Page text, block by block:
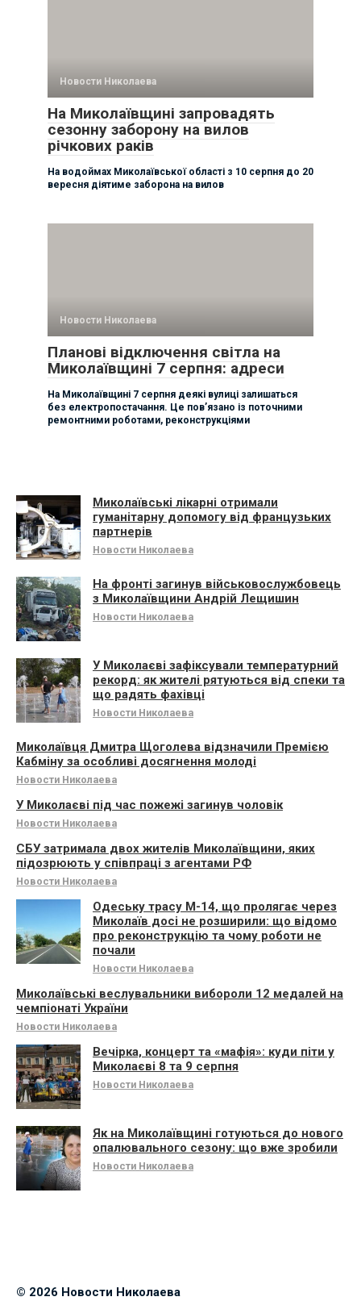
Новости Николаева
На Миколаївщині запровадять
сезонну заборону на вилов
річкових раків
На водоймах Миколаївської області з 10 серпня до 20
вересня діятиме заборона на вилов
Новости Николаева
Планові відключення світла на
Миколаївщині 7 серпня: адреси
На Миколаївщині 7 серпня деякі вулиці залишаться
без електропостачання. Це пов’язано із поточними
ремонтними роботами, реконструкціями
Миколаївські лікарні отримали
гуманітарну допомогу від французьких
партнерів
Новости Николаева
На фронті загинув військовослужбовець
з Миколаївщини Андрій Лещишин
Новости Николаева
У Миколаєві зафіксували температурний
рекорд: як жителі рятуються від спеки та
що радять фахівці
Новости Николаева
Миколаївця Дмитра Щоголева відзначили Премією
Кабміну за особливі досягнення молоді
Новости Николаева
У Миколаєві під час пожежі загинув чоловік
Новости Николаева
СБУ затримала двох жителів Миколаївщини, яких
підозрюють у співпраці з агентами РФ
Новости Николаева
Одеську трасу М-14, що пролягає через
Миколаїв досі не розширили: що відомо
про реконструкцію та чому роботи не
почали
Новости Николаева
Миколаївські веслувальники вибороли 12 медалей на
чемпіонаті України
Новости Николаева
Вечірка, концерт та «мафія»: куди піти у
Миколаєві 8 та 9 серпня
Новости Николаева
Як на Миколаївщині готуються до нового
опалювального сезону: що вже зробили
Новости Николаева
© 2026 Новости Николаева